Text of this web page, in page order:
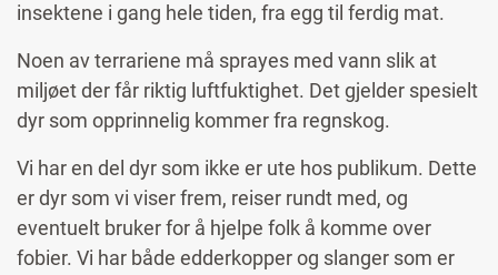
insektene i gang hele tiden, fra egg til ferdig mat.
Noen av terrariene må sprayes med vann slik at
miljøet der får riktig luftfuktighet. Det gjelder spesielt
dyr som opprinnelig kommer fra regnskog.
Vi har en del dyr som ikke er ute hos publikum. Dette
er dyr som vi viser frem, reiser rundt med, og
eventuelt bruker for å hjelpe folk å komme over
fobier. Vi har både edderkopper og slanger som er